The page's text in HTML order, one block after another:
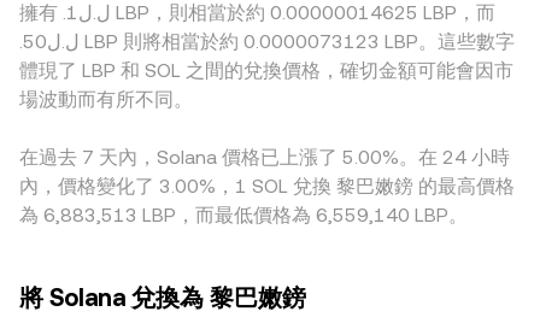
SOL/LBP conversion rate 的即時共識。
存在微小溢折價與兌付摩擦，會間接影響報出的 SOL/LBP 價
格。跨平台套利能在一定程度上縮小差距，但受限於手續費、
提領時間、法規與通道流動性，難以做到即時無縫，因此不同
交易所之間的 conversion rate 仍可能在短時間內維持差異。
擁有 .ل.ل1 LBP，則相當於約 0.00000014625 LBP，而
.ل.ل50 LBP 則將相當於約 0.0000073123 LBP。這些數字
體現了 LBP 和 SOL 之間的兌換價格，確切金額可能會因市
場波動而有所不同。
在過去 7 天內，Solana 價格已上漲了 5.00%。在 24 小時
內，價格變化了 3.00%，1 SOL 兌換 黎巴嫩鎊 的最高價格
為 6,883,513 LBP，而最低價格為 6,559,140 LBP。
將 Solana 兌換為 黎巴嫩鎊